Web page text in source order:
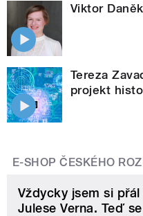
Viktor
Tereza
projekt
E-SHOP ČESKÉHO
Vždycky jsem si
Julese Verna. Teď